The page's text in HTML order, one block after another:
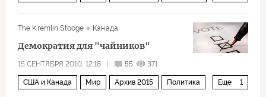
The Kremlin Stooge
Канада
Демократия для "чайников"
15 СЕНТЯБРЯ 2010, 12:18 55 371
Еще 1
США и Канада Мир Архив 2015 Политика